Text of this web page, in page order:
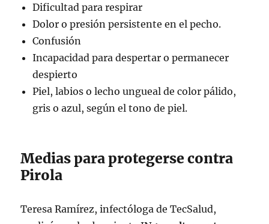
Dificultad para respirar
Dolor o presión persistente en el pecho.
Confusión
Incapacidad para despertar o permanecer
despierto
Piel, labios o lecho ungueal de color pálido,
gris o azul, según el tono de piel.
Medias para protegerse contra
Pirola
Teresa Ramírez, infectóloga de TecSalud,